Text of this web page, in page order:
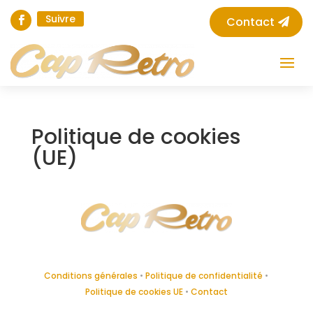
Suivre Contact
Politique de cookies
(UE)
Conditions générales •Politique de confidentialité •
Politique de cookies UE• Contact